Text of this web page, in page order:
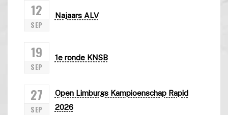
12
SEP
Najaars ALV
19
SEP
1e ronde KNSB
27
SEP
Open Limburgs Kampioenschap Rapid
2026